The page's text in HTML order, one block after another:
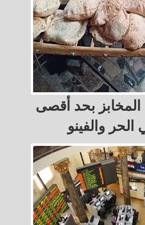
المخابز بحد أقصى
الحر والفينو